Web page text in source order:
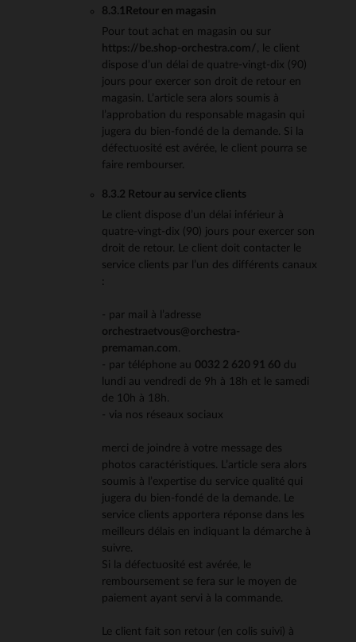
8.3.1Retour en magasin
Pour tout achat en magasin ou sur
https://be.shop-orchestra.com/ , le client
dispose d’un délai de quatre-vingt-dix (90)
jours pour exercer son droit de retour en
magasin. L’article sera alors soumis à
l’approbation du responsable magasin qui
jugera du bien-fondé de la demande. Si la
défectuosité est avérée, le client pourra se
faire rembourser.
8.3.2 Retour au service clients
Le client dispose d’un délai inférieur à
quatre-vingt-dix (90) jours pour exercer son
droit de retour. Le client doit contacter le
service clients par l’un des différents canaux
:
- par mail à l’adresse
orchestraetvous@orchestra-
premaman.com.
- par téléphone au 0032 2 620 91 60 du
lundi au vendredi de 9h à 18h et le samedi
de 10h à 18h.
- via nos réseaux sociaux
merci de joindre à votre message des
photos caractéristiques. L’article sera alors
soumis à l’expertise du service qualité qui
jugera du bien-fondé de la demande. Le
service clients apportera réponse dans les
meilleurs délais en indiquant la démarche à
suivre.
Si la défectuosité est avérée, le
remboursement se fera sur le moyen de
paiement ayant servi à la commande.
Le client fait son retour (en colis suivi) à